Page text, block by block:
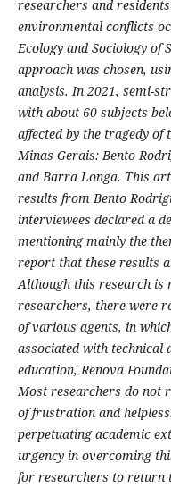
researchers and
environmental conflicts
Ecology and Sociology of
approach was chosen,
analysis. In 2021, semi-
with about 60 subjects
affected by the tragedy of
Minas Gerais: Bento
and Barra Longa. This
results from Bento
interviewees declared a
mentioning mainly the
report that these results
Although this research is
researchers, there were
of various agents, in
associated with technical
education, Renova
Most researchers do not
of frustration and
perpetuating academic
urgency in overcoming
for researchers to return